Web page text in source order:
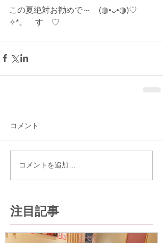
この夏絶対お勧めで～　(◍•ᴗ•◍)♡
✧*。　す　♡
コメント
コメントを追加…
注目記事